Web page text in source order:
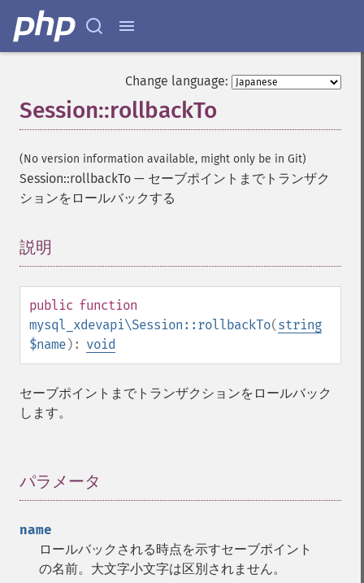
Change language:
Session::rollbackTo
(No version information available, might only be in Git)
Session::rollbackTo — セーブポイントまでトランザク
ションをロールバックする
説明
public function
mysql_xdevapi\Session::rollbackTo(string
$name): void
セーブポイントまでトランザクションをロールバック
します。
パラメータ
name
ロールバックされる時点を示すセーブポイント
の名前。大文字小文字は区別されません。